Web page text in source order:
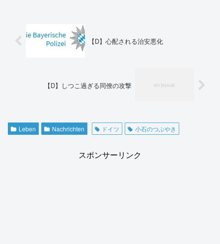
【D】心配される治安悪化
【D】しつこ過ぎる同僚の攻撃
Leben Nachrichten ドイツ 小石のつぶやき
スポンサーリンク